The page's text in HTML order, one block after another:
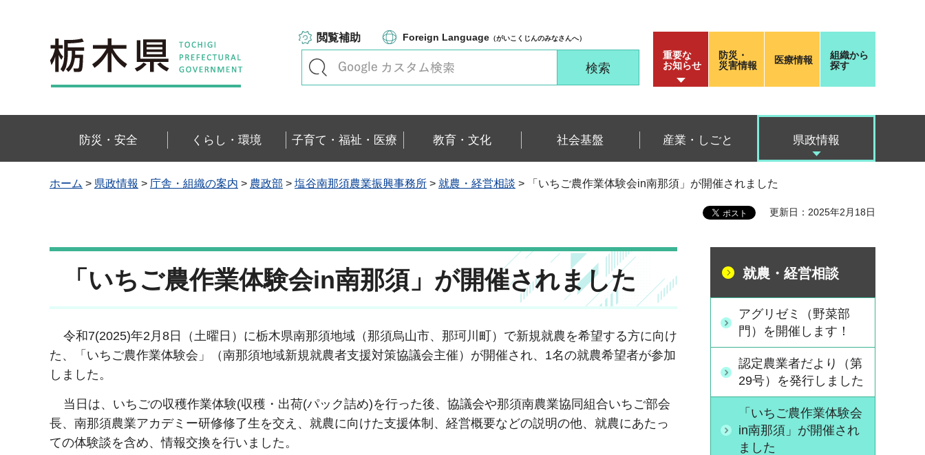
栃木県
閲覧補助 Foreign Language （がいこくじんのみなさんへ）
重要な
お知らせ
防災・
災害情報
医療情報
組織から
探す
防災・安全 くらし・環境 子育て・福祉・医療 教育・文化 社会基盤 産業・しごと 県政情報
ホーム > 県政情報 > 庁舎・組織の案内 > 農政部 > 塩谷南那須農業振興事務所 > 就農・経営相談 > 「いちご農作業体験会in南那須」が開催されました
更新日：2025年2月18日
「いちご農作業体験会in南那須」が開催されました
令和7(2025)年2月8日（土曜日）に栃木県南那須地域（那須烏山市、那珂川町）で新規就農を希望する方に向け
た、「いちご農作業体験会」（南那須地域新規就農者支援対策協議会主催）が開催され、1名の就農希望者が参加
しました。
当日は、いちごの収穫作業体験(収穫・出荷(パック詰め)を行った後、協議会や那須南農業協同組合いちご部会
長、南那須農業アカデミー研修修了生を交え、就農に向けた支援体制、経営概要などの説明の他、就農にあたっ
ての体験談を含め、情報交換を行いました。
就農・経営相談
アグリゼミ（野菜部
門）を開催します！
認定農業者だより（第
29号）を発行しました
「いちご農作業体験会
in南那須」が開催され
ました